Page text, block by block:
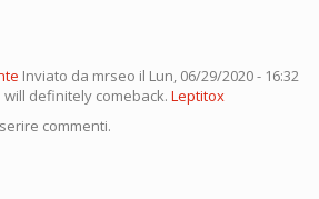
Inviato da mrseo il Lun, 06/29/2020 - 16:32
definitely comeback. Leptitox
commenti.